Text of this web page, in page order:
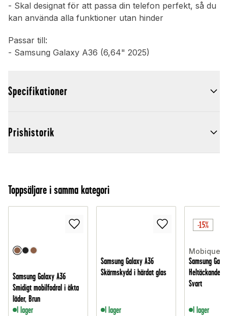
- Skal designat för att passa din telefon perfekt, så du
kan använda alla funktioner utan hinder
Passar till:
- Samsung Galaxy A36 (6,64" 2025)
Specifikationer
Prishistorik
Toppsäljare i samma kategori
Samsung Galaxy A36
Smidigt mobilfodral i äkta
läder, Brun
I lager
Samsung Galaxy A36
Skärmskydd i härdat glas
I lager
-15%
Mobique
Samsung
Heltäckande
Svart
I lager